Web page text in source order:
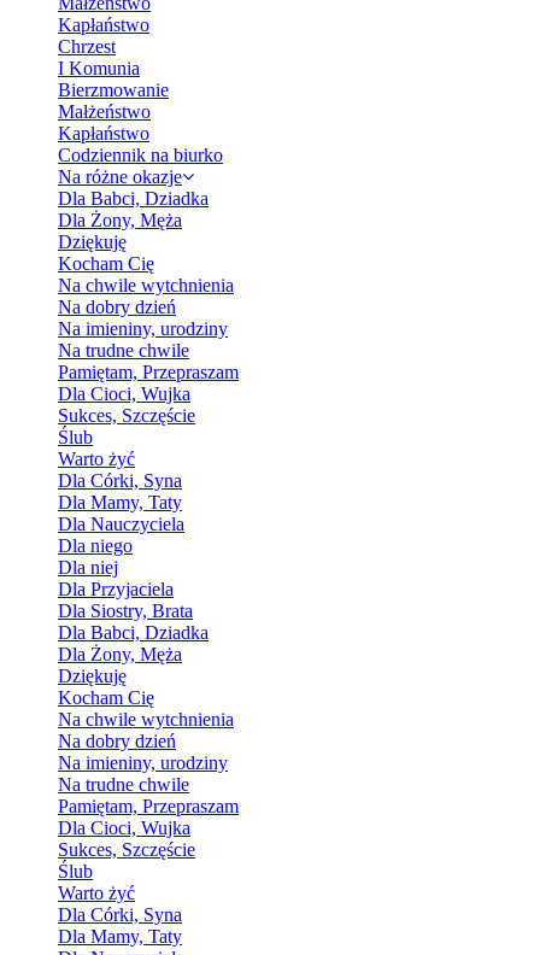
Kapłaństwo
Chrzest
I Komunia
Bierzmowanie
Małżeństwo
Kapłaństwo
Codziennik na biurko
Na różne okazje
Dla Babci, Dziadka
Dla Żony, Męża
Dziękuję
Kocham Cię
Na chwile wytchnienia
Na dobry dzień
Na imieniny, urodziny
Na trudne chwile
Pamiętam, Przepraszam
Dla Cioci, Wujka
Sukces, Szczęście
Ślub
Warto żyć
Dla Córki, Syna
Dla Mamy, Taty
Dla Nauczyciela
Dla niego
Dla niej
Dla Przyjaciela
Dla Siostry, Brata
Dla Babci, Dziadka
Dla Żony, Męża
Dziękuję
Kocham Cię
Na chwile wytchnienia
Na dobry dzień
Na imieniny, urodziny
Na trudne chwile
Pamiętam, Przepraszam
Dla Cioci, Wujka
Sukces, Szczęście
Ślub
Warto żyć
Dla Córki, Syna
Dla Mamy, Taty